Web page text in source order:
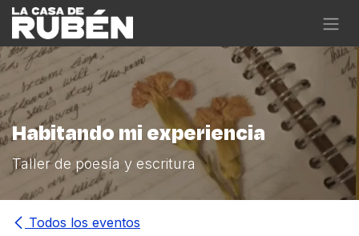
Ir al contenido
Habitando mi experiencia
Taller de poesía y escritura
Todos los eventos